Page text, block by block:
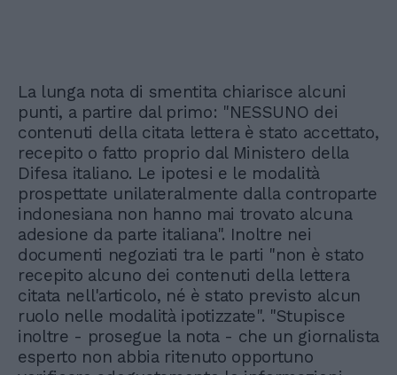
La lunga nota di smentita chiarisce alcuni
punti, a partire dal primo: "NESSUNO dei
contenuti della citata lettera è stato accettato,
recepito o fatto proprio dal Ministero della
Difesa italiano. Le ipotesi e le modalità
prospettate unilateralmente dalla controparte
indonesiana non hanno mai trovato alcuna
adesione da parte italiana". Inoltre nei
documenti negoziati tra le parti "non è stato
recepito alcuno dei contenuti della lettera
citata nell'articolo, né è stato previsto alcun
ruolo nelle modalità ipotizzate". "Stupisce
inoltre - prosegue la nota - che un giornalista
esperto non abbia ritenuto opportuno